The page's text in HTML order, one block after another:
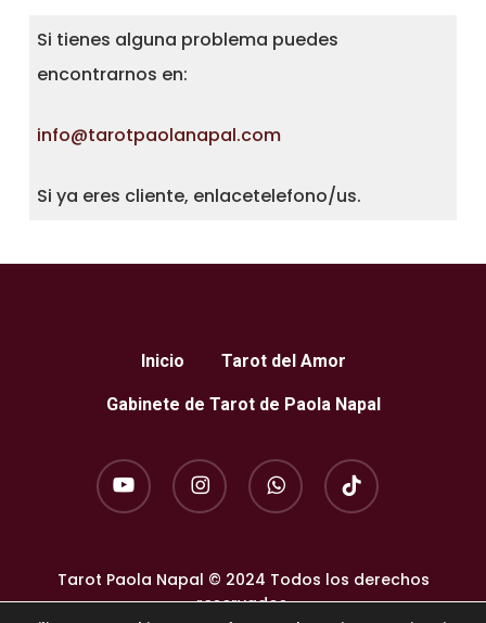
Si tienes alguna problema puedes
encontrarnos en:
info@tarotpaolanapal.com
Si ya eres cliente, enlacetelefono/us.
Inicio Tarot del Amor
Gabinete de Tarot de Paola Napal
youtube instagramwhatsapptiktok
Tarot Paola Napal © 2024 Todos los derechos
reservados.